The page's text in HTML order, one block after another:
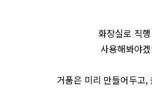
화장실로 직
사용해봐야
거품은 미리 만들어두고,